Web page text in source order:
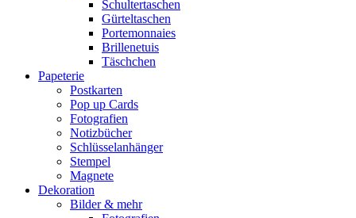
Schultertaschen
Gürteltaschen
Portemonnaies
Brillenetuis
Täschchen
Papeterie
Postkarten
Pop up Cards
Fotografien
Notizbücher
Schlüsselanhänger
Stempel
Magnete
Dekoration
Bilder & mehr